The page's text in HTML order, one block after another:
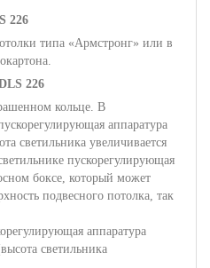
226
типа «Армстронг» или в
226
кольце. В
аппаратура
светильника увеличивается
пускорегулирующая
боксе, который может
подвесного потолка, так
аппаратура
светильника